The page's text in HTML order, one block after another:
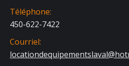
Téléphone:
450-622-7422
Courriel: